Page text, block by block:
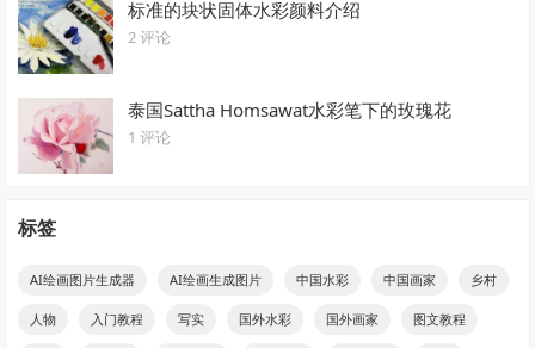
标准的块状固体水彩颜料介绍
2 评论
泰国Sattha Homsawat水彩笔下的玫瑰花
1 评论
标签
AI绘画图片生成器 AI绘画生成图片 中国水彩 中国画家 乡村
人物 入门教程 写实 国外水彩 国外画家 图文教程